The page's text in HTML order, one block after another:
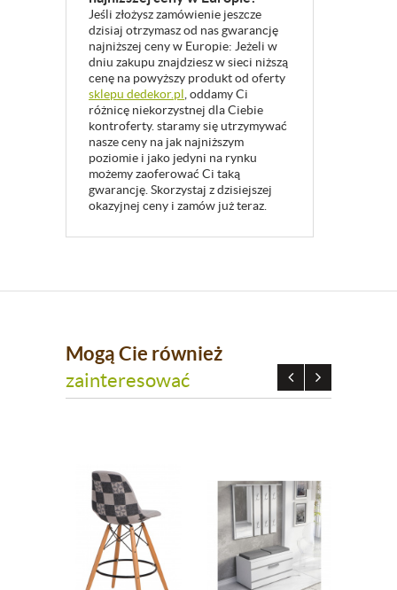
Jeśli złożysz zamówienie jeszcze
dzisiaj otrzymasz od nas gwarancję
najniższej ceny w Europie: Jeżeli w
dniu zakupu znajdziesz w sieci niższą
cenę na powyższy produkt od oferty
sklepu dedekor.pl, oddamy Ci
różnicę niekorzystnej dla Ciebie
kontroferty. staramy się utrzymywać
nasze ceny na jak najniższym
poziomie i jako jedyni na rynku
możemy zaoferować Ci taką
gwarancję. Skorzystaj z dzisiejszej
okazyjnej ceny i zamów już teraz.
Mogą Cie również
zainteresować